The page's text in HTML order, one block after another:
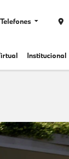
Telefones
Institucional